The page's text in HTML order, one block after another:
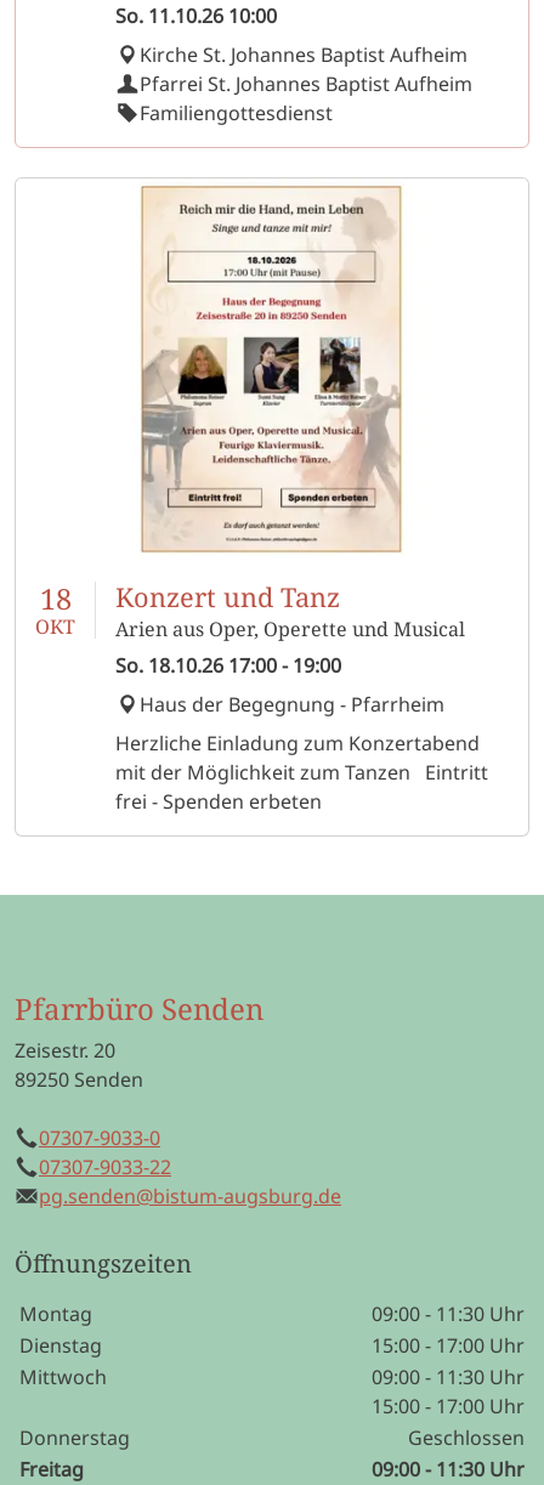
So. 11.10.26 10:00
Kirche St. Johannes Baptist Aufheim
Pfarrei St. Johannes Baptist Aufheim
Familiengottesdienst
18
OKT
Konzert und Tanz
Arien aus Oper, Operette und Musical
So. 18.10.26 17:00- 19:00
Haus der Begegnung - Pfarrheim
Herzliche Einladung zum Konzertabend
mit der Möglichkeit zum Tanzen Eintritt
frei - Spenden erbeten
Pfarrbüro Senden
Zeisestr. 20
89250 Senden
Telefon
07307-9033-0
Mobil
07307-9033-22
E-Mailpg.senden@bistum-augsburg.de
Öffnungszeiten
Wochentage / Monate
Öffnungszeiten / Hinweise
Montag
09:00 - 11:30 Uhr
Dienstag
15:00 - 17:00 Uhr
Mittwoch
09:00 - 11:30 Uhr
15:00 - 17:00 Uhr
Donnerstag
Geschlossen
Freitag
09:00 - 11:30 Uhr